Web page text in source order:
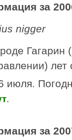
за
nigger
Гагарин
лет
июля.
.
за